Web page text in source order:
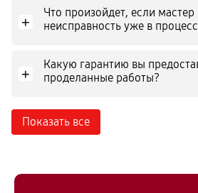
+
Что произойдет, если
неисправность уже в
+
Какую гарантию вы
проделанные работы?
Показать все